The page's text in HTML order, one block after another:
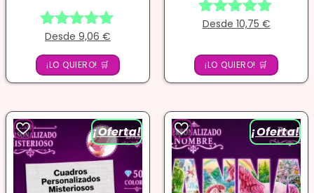
Valorado
con
4.86
de 5
Desde 9,06 €
¡LO QUIERO! 🛒
Valorado
4.78
de 5
Desde 10,75 €
¡LO QUIERO! 🛒
¡Oferta! ¡Oferta!